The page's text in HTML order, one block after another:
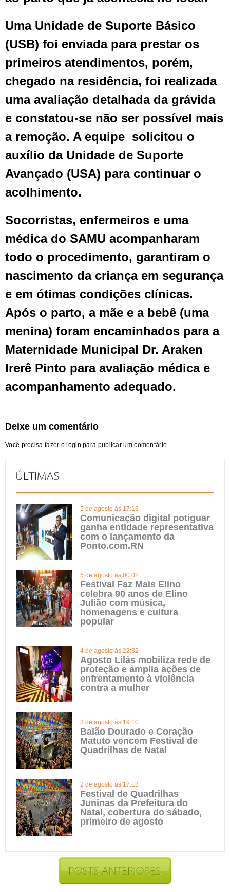
Uma Unidade de Suporte Básico
(USB) foi enviada para prestar os
primeiros atendimentos, porém,
chegado na residência, foi realizada
uma avaliação detalhada da grávida
e constatou-se não ser possível mais
a remoção. A equipe solicitou o
auxílio da Unidade de Suporte
Avançado (USA) para continuar o
acolhimento.
Socorristas, enfermeiros e uma
médica do SAMU acompanharam
todo o procedimento, garantiram o
nascimento da criança em segurança
e em ótimas condições clínicas.
Após o parto, a mãe e a bebê (uma
menina) foram encaminhados para a
Maternidade Municipal Dr. Araken
Irerê Pinto para avaliação médica e
acompanhamento adequado.
Deixe um comentário
Você precisa fazer o login para publicar um comentário.
5 de agosto às 17:13
Comunicação digital potiguar
ganha entidade representativa
com o lançamento da
Ponto.com.RN
5 de agosto às 00:02
Festival Faz Mais Elino
celebra 90 anos de Elino
Julião com música,
homenagens e cultura
popular
4 de agosto às 22:32
Agosto Lilás mobiliza rede de
proteção e amplia ações de
enfrentamento à violência
contra a mulher
3 de agosto às 19:10
Balão Dourado e Coração
Matuto vencem Festival de
Quadrilhas de Natal
2 de agosto às 17:13
Festival de Quadrilhas
Juninas da Prefeitura do
Natal, cobertura do sábado,
primeiro de agosto